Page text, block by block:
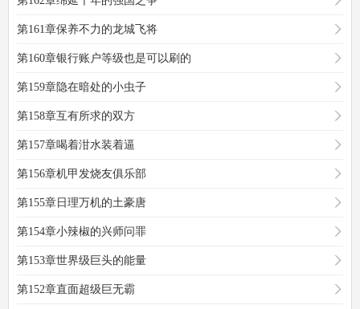
第161章保养不力的龙城飞将
第160章银行账户等级也是可以刷的
第159章隐在暗处的小虫子
第158章互有所求的双方
第157章喝着泔水装着逼
第156章机甲发烧友俱乐部
第155章日理万机的土豪唐
第154章小辣椒的兴师问罪
第153章世界级巨头的能量
第152章直面超级巨无霸